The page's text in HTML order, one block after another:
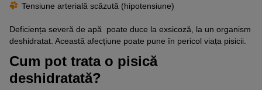
Tensiune arterială scăzută (hipotensiune)
Deficiența severă de apă poate duce la exsicoză, la un organism
deshidratat. Această afecțiune poate pune în pericol viața pisicii.
Cum pot trata o pisică
deshidratată?